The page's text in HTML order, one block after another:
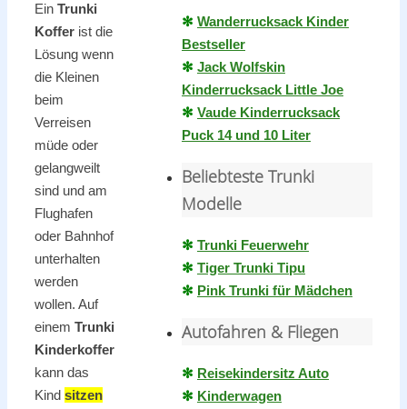
Ein Trunki
Koffer ist die
Lösung wenn
die Kleinen
beim
Verreisen
müde oder
gelangweilt
sind und am
Flughafen
oder Bahnhof
unterhalten
werden
wollen. Auf
einem Trunki
Kinderkoffer
kann das
Kind sitzen
✻ Wanderrucksack Kinder
Bestseller
✻ Jack Wolfskin
Kinderrucksack Little Joe
✻ Vaude Kinderrucksack
Puck 14 und 10 Liter
Beliebteste Trunki
Modelle
✻ Trunki Feuerwehr
✻ Tiger Trunki Tipu
✻ Pink Trunki für Mädchen
Autofahren & Fliegen
✻ Reisekindersitz Auto
✻ Kinderwagen